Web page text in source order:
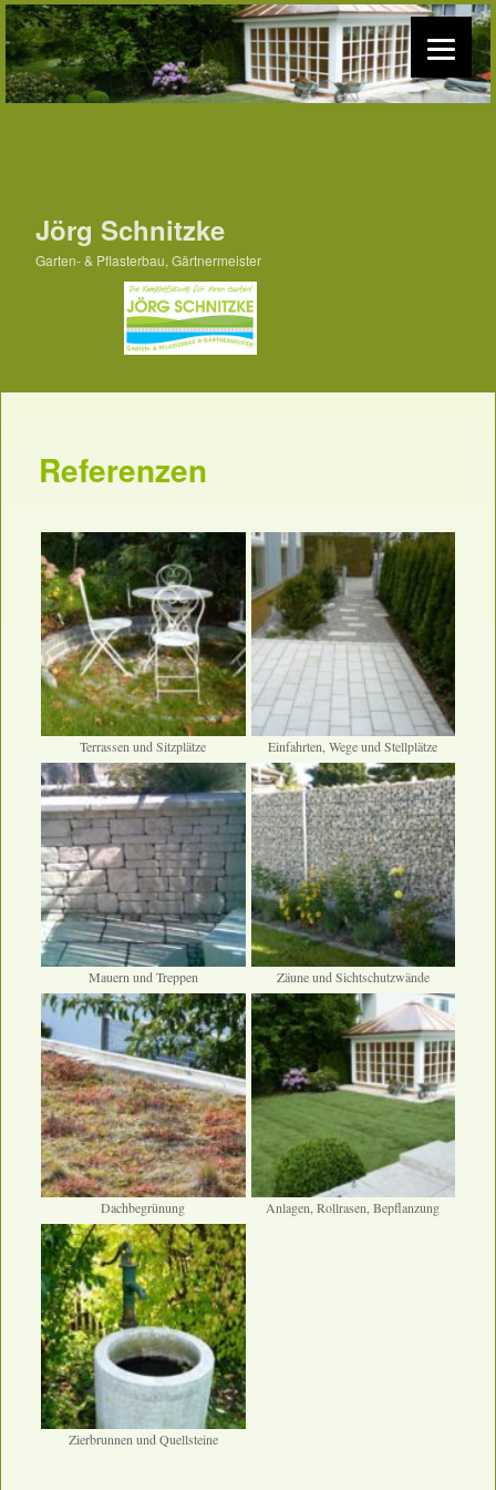
Jörg Schnitzke
Garten- & Pflasterbau, Gärtnermeister
Referenzen
Terrassen und Sitzplätze Einfahrten, Wege und Stellplätze
Mauern und Treppen Zäune und Sichtschutzwände
Dachbegrünung Anlagen, Rollrasen, Bepflanzung
Zierbrunnen und Quellsteine